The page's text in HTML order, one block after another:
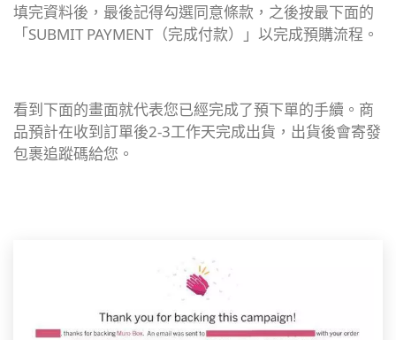
填完資料後，最後記得勾選同意條款，之後按最下面的
「SUBMIT PAYMENT（完成付款）」以完成預購流程。
看到下面的畫面就代表您已經完成了預下單的手續。 商
品預計在收到訂單後2-3工作天完成出貨，出貨後會寄發
包裹追蹤碼給您。